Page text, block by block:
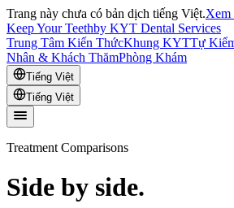
Trang này chưa có bản dịch tiếng Việt.Xem
Keep Your Teethby KYT Dental Services
Trung Tâm Kiến ThứcKhung KYTTự
Nhân & Khách ThămPhòng Khám
Tiếng Việt
Tiếng Việt
Treatment Comparisons
Side by side.